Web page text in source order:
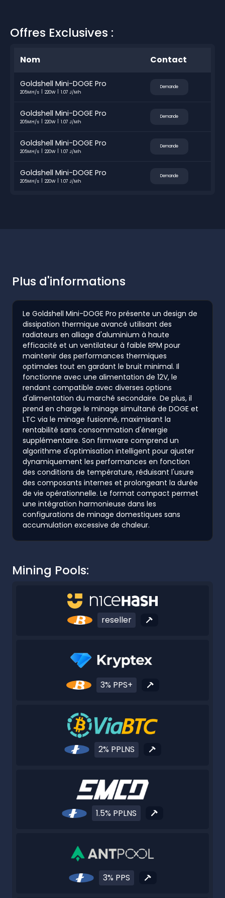
Offres Exclusives :
Nom Contact
Goldshell Mini-DOGE Pro
205MH/s 220W 1.07 J/Mh
Demande
Goldshell Mini-DOGE Pro
205MH/s 220W 1.07 J/Mh
Demande
Goldshell Mini-DOGE Pro
205MH/s 220W 1.07 J/Mh
Demande
Goldshell Mini-DOGE Pro
205MH/s 220W 1.07 J/Mh
Demande
Plus d'informations
Le Goldshell Mini-DOGE Pro présente un design de
dissipation thermique avancé utilisant des
radiateurs en alliage d'aluminium à haute
efficacité et un ventilateur à faible RPM pour
maintenir des performances thermiques
optimales tout en gardant le bruit minimal. Il
fonctionne avec une alimentation de 12V, le
rendant compatible avec diverses options
d'alimentation du marché secondaire. De plus, il
prend en charge le minage simultané de DOGE et
LTC via le minage fusionné, maximisant la
rentabilité sans consommation d'énergie
supplémentaire. Son firmware comprend un
algorithme d'optimisation intelligent pour ajuster
dynamiquement les performances en fonction
des conditions de température, réduisant l'usure
des composants internes et prolongeant la durée
de vie opérationnelle. Le format compact permet
une intégration harmonieuse dans les
configurations de minage domestiques sans
accumulation excessive de chaleur.
Mining Pools:
reseller
3% PPS+
2% PPLNS
1.5% PPLNS
3% PPS